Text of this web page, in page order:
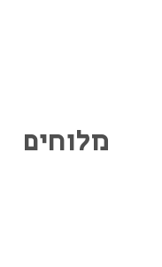
מלוחים